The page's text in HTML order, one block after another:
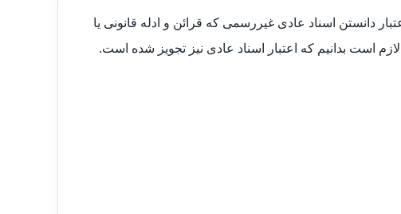
۲۲ و ۴۸ قانون ثبت را در بی‌اعتبار دانستن اسناد عادی غیررسمی که قرائن و ادله قانونی یا
است بدانیم که اعتبار اسناد عادی نیز تجویز شده است.